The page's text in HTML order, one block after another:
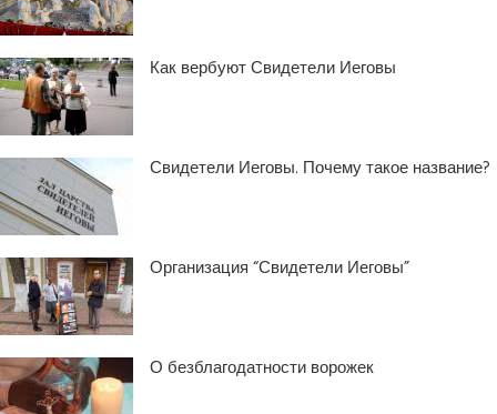
Как вербуют Свидетели Иеговы
Свидетели Иеговы. Почему такое название?
Организация “Свидетели Иеговы”
О безблагодатности ворожек